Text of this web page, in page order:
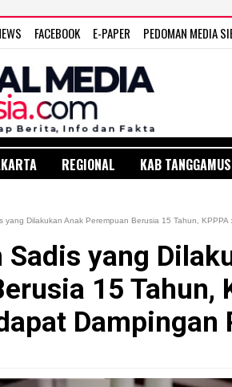
FACEBOOK E-PAPER PEDOMAN MEDIA
REGIONAL KAB TANGGAMUS
yang Dilakukan Anak Perempuan Berusia 15 Tahun,
Sadis yang
15 Tahun,
Dampingan